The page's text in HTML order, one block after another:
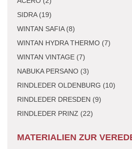
SIDRA (19)
WINTAN SAFIA (8)
WINTAN HYDRA THERMO (7)
WINTAN VINTAGE (7)
NABUKA PERSANO (3)
RINDLEDER OLDENBURG (10)
RINDLEDER DRESDEN (9)
RINDLEDER PRINZ (22)
MATERIALIEN ZUR